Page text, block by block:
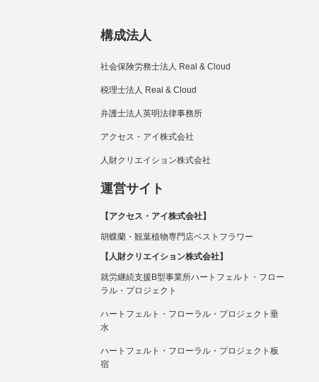
構成法人
社会保険労務士法人 Real & Cloud
税理士法人 Real & Cloud
弁護士法人英明法律事務所
アクセス・アイ株式会社
人財クリエイション株式会社
運営サイト
【アクセス・アイ株式会社】
胡蝶蘭・観葉植物専門店ベストフラワー
【人財クリエイション株式会社】
就労継続支援B型事業所ハートフェルト・フロー
ラル・プロジェクト
ハートフェルト・フローラル・プロジェクト垂
水
ハートフェルト・フローラル・プロジェクト板
宿